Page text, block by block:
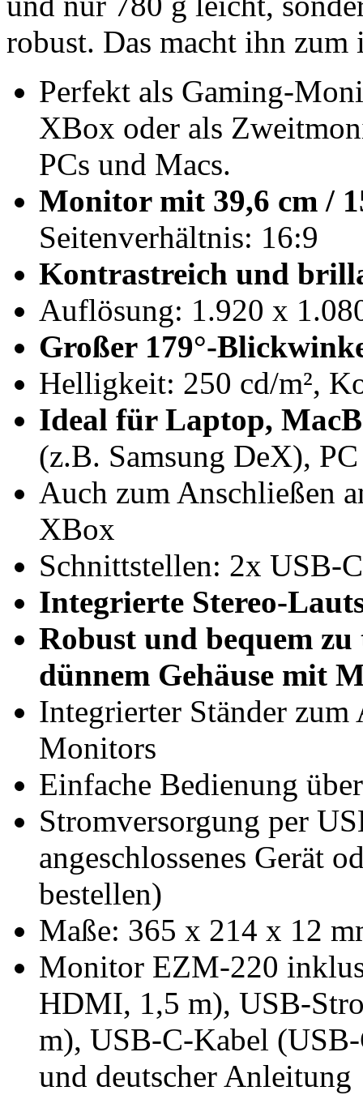
robust. Das macht ihn zum
Perfekt als Gaming-
XBox oder als
PCs und Macs.
Monitor mit 39,6 cm /
Seitenverhältnis: 16:9
Kontrastreich und
Auflösung: 1.920 x
Großer 179°-
Helligkeit: 250 cd/m²,
Ideal für Laptop,
(z.B. Samsung DeX),
Auch zum Anschließen
XBox
Schnittstellen: 2x USB-
Integrierte Stereo-
Robust und bequem
dünnem Gehäuse mit
Integrierter Ständer
Monitors
Einfache Bedienung
Stromversorgung per
angeschlossenes Gerät
bestellen)
Maße: 365 x 214 x 12
Monitor EZM-220
HDMI, 1,5 m), USB-
m), USB-C-Kabel
und deutscher Anleitung